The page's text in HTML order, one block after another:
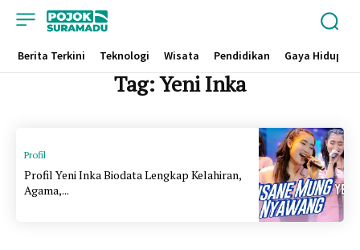
Berita Terkini Teknologi Wisata Pendidikan Gaya Hidup
Tag:Yeni Inka
Profil
Profil Yeni Inka Biodata Lengkap Kelahiran,
Agama,...